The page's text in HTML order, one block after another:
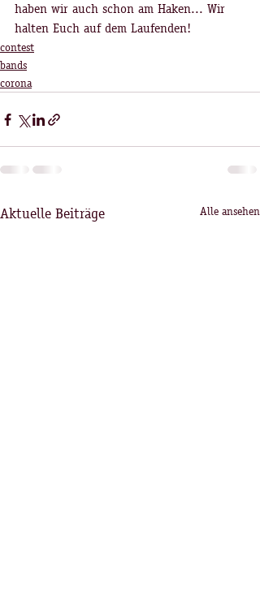
haben wir auch schon am Haken... Wir
halten Euch auf dem Laufenden!
contest
bands
corona
Aktuelle Beiträge Alle ansehen